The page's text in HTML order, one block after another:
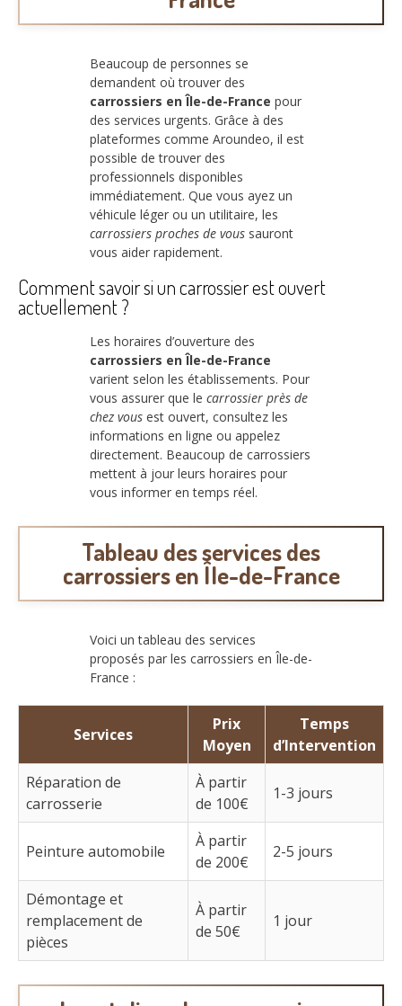
Beaucoup de personnes se
demandent où trouver des
carrossiers en Île-de-France pour
des services urgents. Grâce à des
plateformes comme Aroundeo, il est
possible de trouver des
professionnels disponibles
immédiatement. Que vous ayez un
véhicule léger ou un utilitaire, les
carrossiers proches de vous sauront
vous aider rapidement.
Comment savoir si un carrossier est ouvert
actuellement ?
Les horaires d’ouverture des
carrossiers en Île-de-France
varient selon les établissements. Pour
vous assurer que le carrossier près de
chez vous est ouvert, consultez les
informations en ligne ou appelez
directement. Beaucoup de carrossiers
mettent à jour leurs horaires pour
vous informer en temps réel.
Tableau des services des
carrossiers en Île-de-France
Voici un tableau des services
proposés par les carrossiers en Île-de-
France :
Services
Prix
Moyen
Temps
d’Intervention
Réparation de
carrosserie
À partir
de 100€
1-3 jours
Peinture automobile
À partir
de 200€
2-5 jours
Démontage et
remplacement de
pièces
À partir
de 50€
1 jour